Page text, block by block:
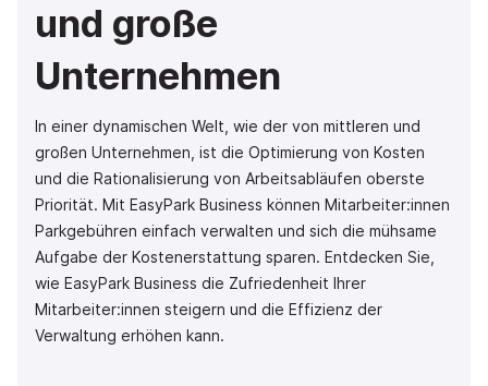
und große
Unternehmen
In einer dynamischen Welt, wie der von mittleren und
großen Unternehmen, ist die Optimierung von Kosten
und die Rationalisierung von Arbeitsabläufen oberste
Priorität. Mit EasyPark Business können Mitarbeiter:innen
Parkgebühren einfach verwalten und sich die mühsame
Aufgabe der Kostenerstattung sparen. Entdecken Sie,
wie EasyPark Business die Zufriedenheit Ihrer
Mitarbeiter:innen steigern und die Effizienz der
Verwaltung erhöhen kann.